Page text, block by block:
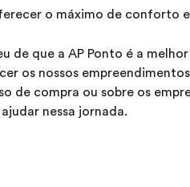
o máximo de conforto
de que a AP Ponto é a
os nossos
de compra ou sobre os
nessa jornada.